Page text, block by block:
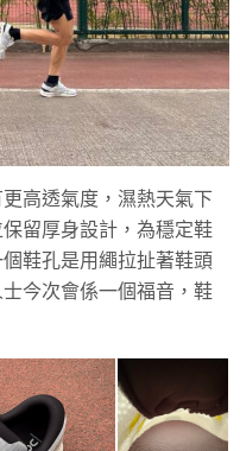
高透氣度，濕熱天氣下
留厚身設計，為穩定鞋
鞋孔是用繩拉扯著鞋頭
今次會係一個福音，鞋